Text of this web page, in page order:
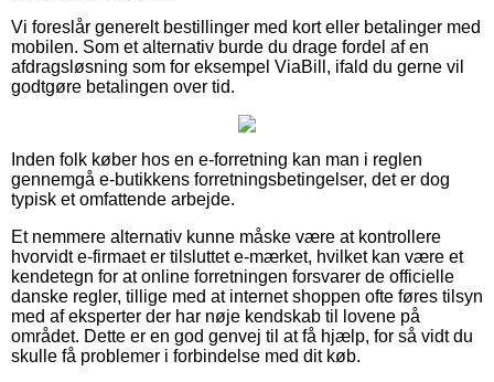
Vi foreslår generelt bestillinger med kort eller betalinger med
mobilen. Som et alternativ burde du drage fordel af en
afdragsløsning som for eksempel ViaBill, ifald du gerne vil
godtgøre betalingen over tid.
Inden folk køber hos en e-forretning kan man i reglen
gennemgå e-butikkens forretningsbetingelser, det er dog
typisk et omfattende arbejde.
Et nemmere alternativ kunne måske være at kontrollere
hvorvidt e-firmaet er tilsluttet e-mærket, hvilket kan være et
kendetegn for at online forretningen forsvarer de officielle
danske regler, tillige med at internet shoppen ofte føres tilsyn
med af eksperter der har nøje kendskab til lovene på
området. Dette er en god genvej til at få hjælp, for så vidt du
skulle få problemer i forbindelse med dit køb.